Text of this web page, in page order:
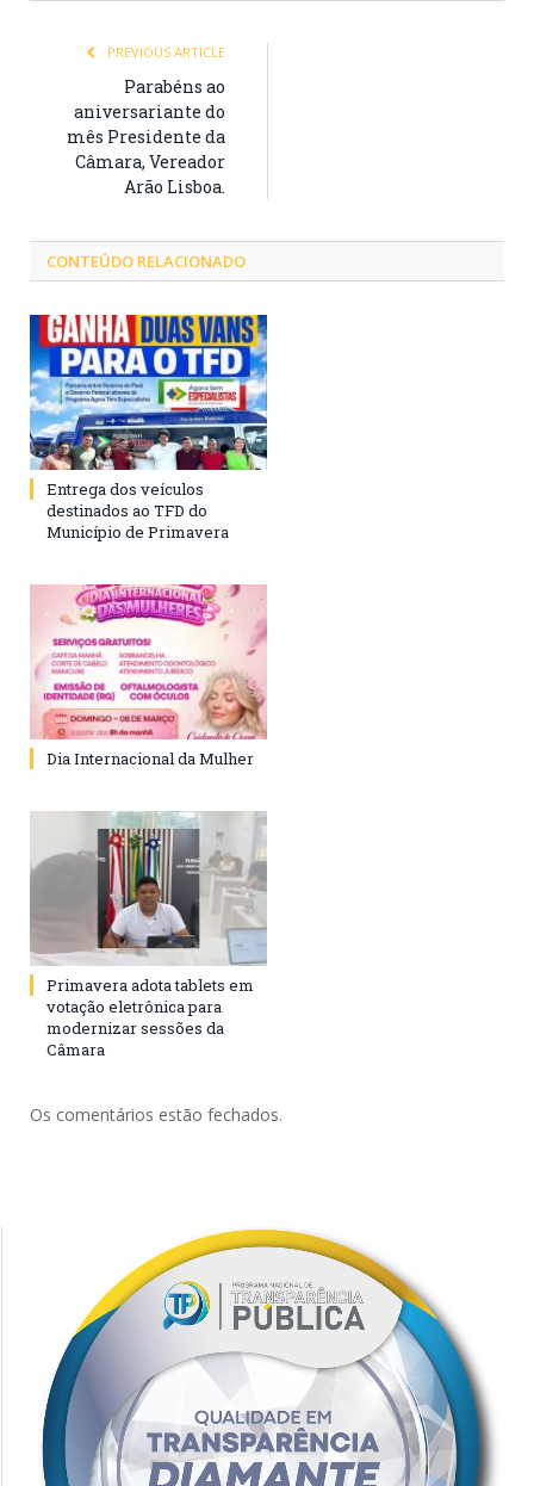
PREVIOUS ARTICLE
Parabéns ao
aniversariante do
mês Presidente da
Câmara, Vereador
Arão Lisboa.
CONTEÚDO RELACIONADO
Entrega dos veículos
destinados ao TFD do
Município de Primavera
Dia Internacional da Mulher
Primavera adota tablets em
votação eletrônica para
modernizar sessões da
Câmara
Os comentários estão fechados.